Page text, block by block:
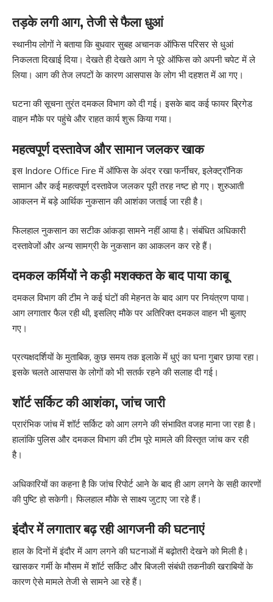
तड़के लगी आग, तेजी से फैला धुआं
स्थानीय लोगों ने बताया कि बुधवार सुबह अचानक ऑफिस परिसर से धुआं
निकलता दिखाई दिया। देखते ही देखते आग ने पूरे ऑफिस को अपनी चपेट में ले
लिया। आग की तेज लपटों के कारण आसपास के लोग भी दहशत में आ गए।
घटना की सूचना तुरंत दमकल विभाग को दी गई। इसके बाद कई फायर ब्रिगेड
वाहन मौके पर पहुंचे और राहत कार्य शुरू किया गया।
महत्वपूर्ण दस्तावेज और सामान जलकर खाक
इस Indore Office Fire में ऑफिस के अंदर रखा फर्नीचर, इलेक्ट्रॉनिक
सामान और कई महत्वपूर्ण दस्तावेज जलकर पूरी तरह नष्ट हो गए। शुरुआती
आकलन में बड़े आर्थिक नुकसान की आशंका जताई जा रही है।
फिलहाल नुकसान का सटीक आंकड़ा सामने नहीं आया है। संबंधित अधिकारी
दस्तावेजों और अन्य सामग्री के नुकसान का आकलन कर रहे हैं।
दमकल कर्मियों ने कड़ी मशक्कत के बाद पाया काबू
दमकल विभाग की टीम ने कई घंटों की मेहनत के बाद आग पर नियंत्रण पाया।
आग लगातार फैल रही थी, इसलिए मौके पर अतिरिक्त दमकल वाहन भी बुलाए
गए।
प्रत्यक्षदर्शियों के मुताबिक, कुछ समय तक इलाके में धुएं का घना गुबार छाया रहा।
इसके चलते आसपास के लोगों को भी सतर्क रहने की सलाह दी गई।
शॉर्ट सर्किट की आशंका, जांच जारी
प्रारंभिक जांच में शॉर्ट सर्किट को आग लगने की संभावित वजह माना जा रहा है।
हालांकि पुलिस और दमकल विभाग की टीम पूरे मामले की विस्तृत जांच कर रही
है।
अधिकारियों का कहना है कि जांच रिपोर्ट आने के बाद ही आग लगने के सही कारणों
की पुष्टि हो सकेगी। फिलहाल मौके से साक्ष्य जुटाए जा रहे हैं।
इंदौर में लगातार बढ़ रही आगजनी की घटनाएं
हाल के दिनों में इंदौर में आग लगने की घटनाओं में बढ़ोतरी देखने को मिली है।
खासकर गर्मी के मौसम में शॉर्ट सर्किट और बिजली संबंधी तकनीकी खराबियों के
कारण ऐसे मामले तेजी से सामने आ रहे हैं।